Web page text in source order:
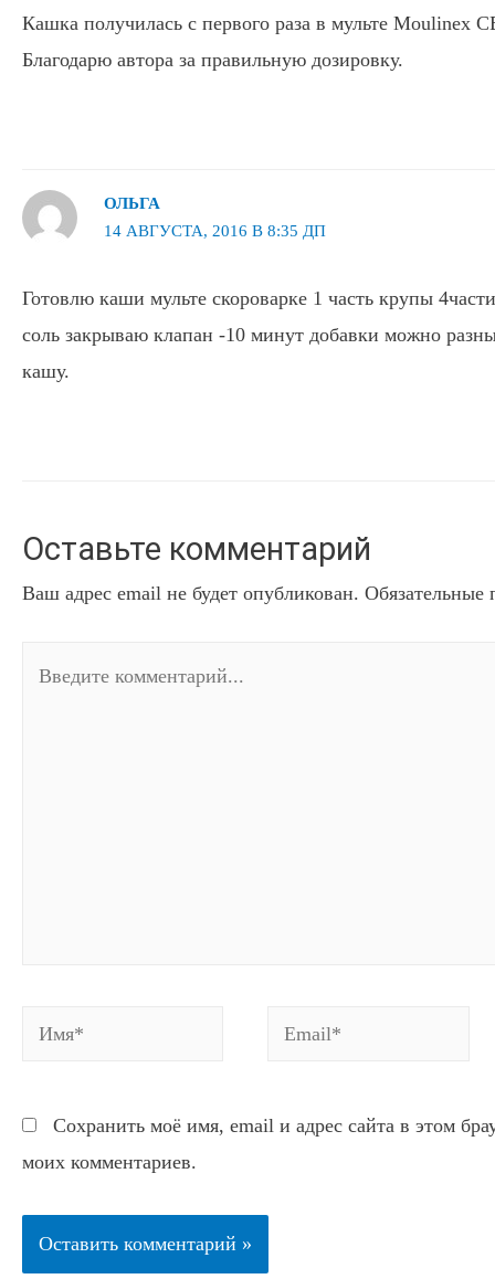
Кашка получилась с первого раза в мульте Moulinex
Благодарю автора за правильную дозировку.
ОЛЬГА
14 АВГУСТА, 2016 В 8:35 ДП
Готовлю каши мульте скороварке 1 часть крупы
соль закрываю клапан -10 минут добавки можно
кашу.
Оставьте комментарий
Ваш адрес email не будет опубликован.
Имя* Email*
Сохранить моё имя, email и адрес сайта в этом
моих комментариев.